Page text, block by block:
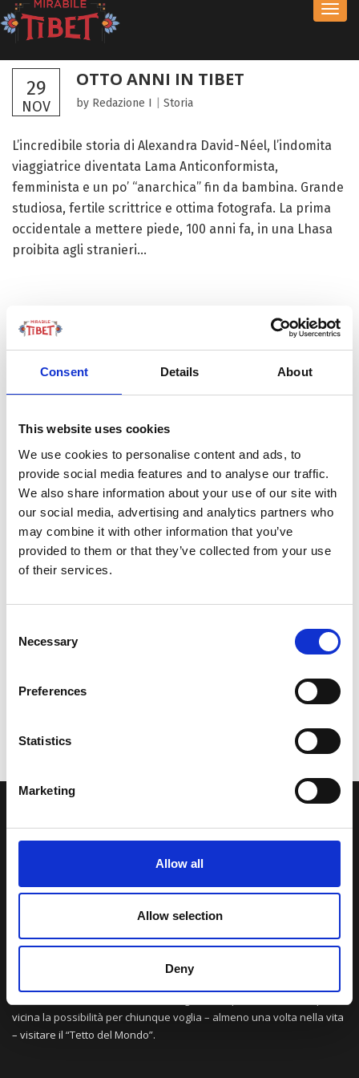
Consent Details About
This website uses cookies
We use cookies to personalise content and ads, to
provide social media features and to analyse our traffic.
We also share information about your use of our site with
our social media, advertising and analytics partners who
may combine it with other information that you’ve
provided to them or that they’ve collected from your use
of their services.
Selection
Necessary
Preferences
Statistics
Marketing
Allow all
Allow selection
Deny
29
NOV
OTTO ANNI IN TIBET
by Redazione I Storia
L’incredibile storia di Alexandra David-Néel, l’indomita
viaggiatrice diventata Lama Anticonformista,
femminista e un po’ “anarchica” fin da bambina. Grande
studiosa, fertile scrittrice e ottima fotografa. La prima
occidentale a mettere piede, 100 anni fa, in una Lhasa
proibita agli stranieri...
FOCUS TIBET
Una comunità di appassionati della cultura tibetana che hanno
avuto modo di viaggiare e conoscere questa meravigliosa regione.
paesaggi e la sua gente è capace di riempire il cuore.
vicina la possibilità per chiunque voglia – almeno una volta nella vita
– visitare il “Tetto del Mondo”.